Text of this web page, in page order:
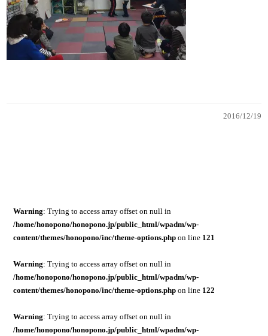
2016/12/19
Warning: Trying to access array offset on null in
/home/honopono/honopono.jp/public_html/wpadm/wp-
content/themes/honopono/inc/theme-options.phpon line 121
Warning: Trying to access array offset on null in
/home/honopono/honopono.jp/public_html/wpadm/wp-
content/themes/honopono/inc/theme-options.phpon line 122
Warning: Trying to access array offset on null in
/home/honopono/honopono.jp/public_html/wpadm/wp-